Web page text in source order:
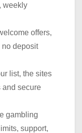
weekly
offers,
no deposit
list, the sites
and secure
gambling
support,